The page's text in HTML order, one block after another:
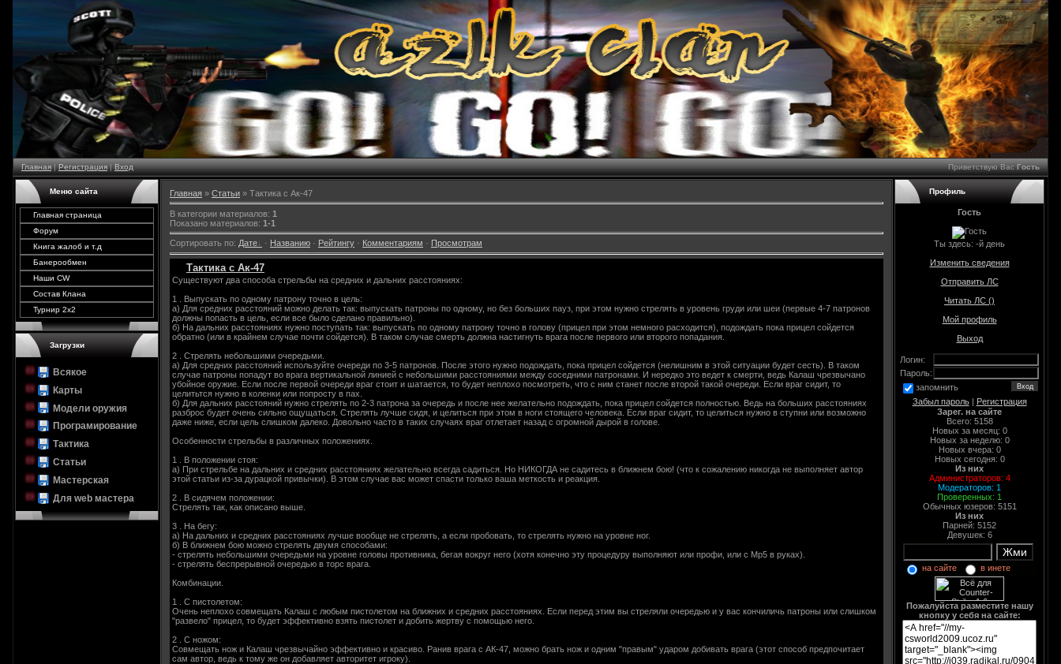
Главная|Регистрация|Вход Приветствую ВасГость
Меню сайта
Главная страница
Форум
Книга жалоб и т.д
Банерообмен
Наши CW
Состав Клана
Турнир 2х2
Загрузки
Всякое
Карты
Модели оружия
Програмирование
Тактика
Статьи
Мастерская
Для web мастера
Главная » Статьи » Тактика с Ак-47
В категории материалов: 1
Показано материалов: 1-1
Сортировать по: Дате · Названию · Рейтингу · Комментариям · Просмотрам
Тактика с Ак-47
Существуют два способа стрельбы на средних и дальних расстояниях:
1 . Выпускать по одному патрону точно в цель:
а) Для средних расстояний можно делать так: выпускать патроны по одному, но без больших пауз, при этом нужно стрелять в уровень груди или шеи (первые 4-7 патронов
должны попасть в цель, если все было сделано правильно).
б) На дальних расстояниях нужно поступать так: выпускать по одному патрону точно в голову (прицел при этом немного расходится), подождать пока прицел сойдется
обратно (или в крайнем случае почти сойдется). В таком случае смерть должна настигнуть врага после первого или второго попадания.
2 . Стрелять небольшими очередьми.
а) Для средних расстояний используйте очереди по 3-5 патронов. После этого нужно подождать, пока прицел сойдется (нелишним в этой ситуации будет сесть). В таком
случае патроны попадут во врага вертикальной линией с небольшими расстояниями между соседними патронами. И нередко это ведет к смерти, ведь Калаш чрезвычано
убойное оружие. Если после первой очереди враг стоит и шатается, то будет неплохо посмотреть, что с ним станет после второй такой очереди. Если враг сидит, то
целитьтся нужно в коленки или попросту в пах.
б) Для дальних расстояний нужно стрелять по 2-3 патрона за очередь и после нее желательно подождать, пока прицел сойдется полностью. Ведь на больших расстояниях
разброс будет очень сильно ощущаться. Стрелять лучше сидя, и целиться при этом в ноги стоящего человека. Если враг сидит, то целиться нужно в ступни или возможно
даже ниже, если цель слишком далеко. Довольно часто в таких случаях враг отлетает назад с огромной дырой в голове.
Особенности стрельбы в различных положениях.
1 . В положении стоя:
а) При стрельбе на дальних и средних расстояниях желательно всегда садиться. Но НИКОГДА не садитесь в ближнем бою! (что к сожалению никогда не выполняет автор
этой статьи из-за дурацкой привычки). В этом случае вас может спасти только ваша меткость и реакция.
2 . В сидячем положении:
Cтрелять так, как описано выше.
3 . На бегу:
а) На дальних и средних расстояниях лучше вообще не стрелять, а если пробовать, то стрелять нужно на уровне ног.
б) В ближнем бою можно стрелять двумя способами:
- стрелять небольшими очередьми на уровне головы противника, бегая вокруг него (хотя конечно эту процедуру выполняют или профи, или с Mp5 в руках).
- стрелять беспрерывной очередью в торс врага.
Комбинации.
1 . С пистолетом:
Очень неплохо совмещать Калаш с любым пистолетом на ближних и средних расстояниях. Если перед этим вы стреляли очередью и у вас кончиличь патроны или слишком
"развело" прицел, то будет эффективно взять пистолет и добить жертву с помощью него.
2 . С ножом:
Совмещать нож и Калаш чрезвычайно эффективно и красиво. Ранив врага с АК-47, можно брать нож и одним "правым" ударом добивать врага (этот способ предпочитает
сам автор, ведь к тому же он добавляет авторитет игроку).
Профиль
Гость
Ты здесь: -й день
Изменить сведения
Отправить ЛС
Читать ЛС ()
Мой профиль
Выход
Логин:
Пароль:
запомнить
Забыл пароль| Регистрация
Зарег. на сайте
Всего: 5158
Новых за месяц: 0
Новых за неделю: 0
Новых вчера: 0
Новых сегодня: 0
Из них
Администраторов: 4
Модераторов: 1
Проверенных: 1
Обычных юзеров: 5151
Из них
Парней: 5152
Девушек: 6
на сайте в инете
Пожалуйста разместите нашу
кнопку у себя на сайте: